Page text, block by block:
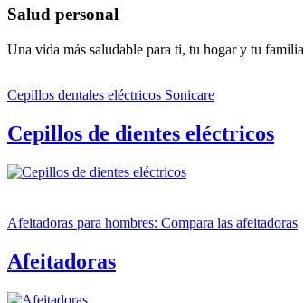
Salud personal
Una vida más saludable para ti, tu hogar y tu familia
Cepillos dentales eléctricos Sonicare
Cepillos de dientes eléctricos
Afeitadoras para hombres: Compara las afeitadoras
Afeitadoras